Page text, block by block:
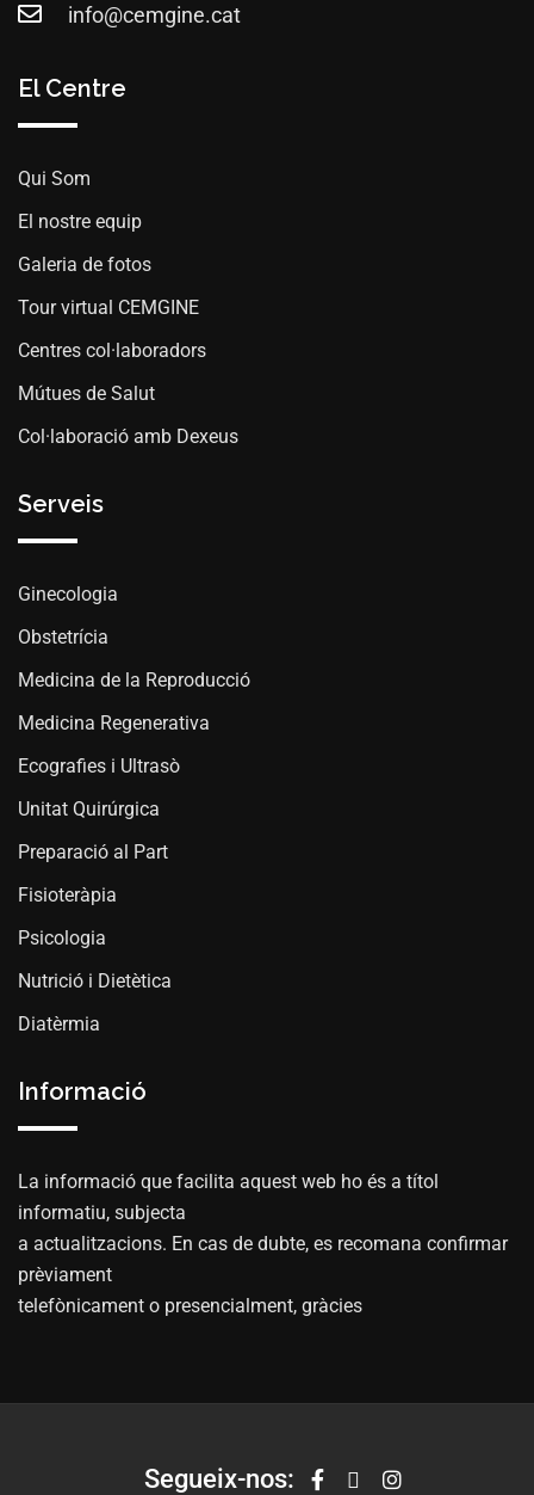
info@cemgine.cat
El Centre
Qui Som
El nostre equip
Galeria de fotos
Tour virtual CEMGINE
Centres col·laboradors
Mútues de Salut
Col·laboració amb Dexeus
Serveis
Ginecologia
Obstetrícia
Medicina de la Reproducció
Medicina Regenerativa
Ecografies i Ultrasò
Unitat Quirúrgica
Preparació al Part
Fisioteràpia
Psicologia
Nutrició i Dietètica
Diatèrmia
Informació
La informació que facilita aquest web ho és a títol
informatiu, subjecta
a actualitzacions. En cas de dubte, es recomana confirmar
prèviament
telefònicament o presencialment, gràcies
Segueix-nos: